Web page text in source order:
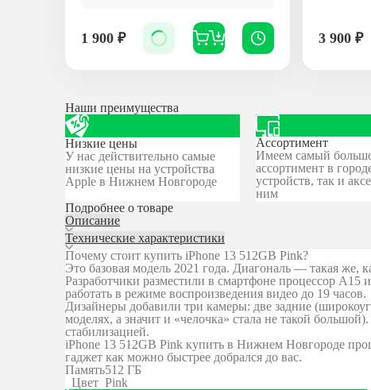
1 900 ₽ 3 900 ₽
Наши преимущества
Низкие цены
У нас действительно самые
низкие цены на устройства
Apple в Нижнем Новгороде
Ассортимент
Имеем самый
ассортимент в
устройств, так и
ним
Подробнее о товаре
Описание
Технические характеристики
Почему стоит купить iPhone 13 512GB Pink?
Это базовая модель 2021 года. Диагональ — такая
Разработчики разместили в смартфоне процессор
работать в режиме воспроизведения видео до 19 часов.
Дизайнеры добавили три камеры: две задние
моделях, а значит и «челочка» стала не такой
стабилизацией.
iPhone 13 512GB Pink купить в Нижнем Новгороде
гаджет как можно быстрее добрался до вас.
Память512 ГБ
Цвет Pink